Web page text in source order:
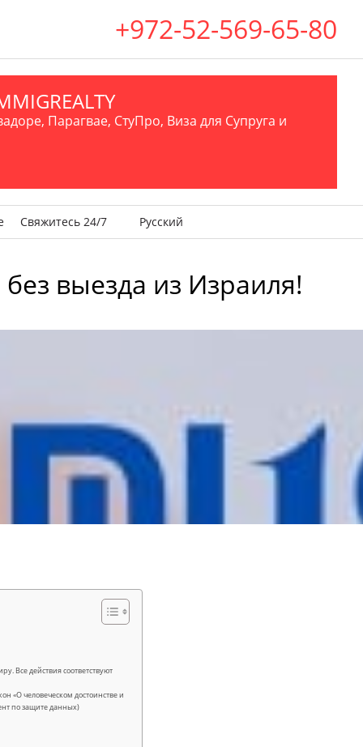
+972-52-569-65-80
Парагвае, СтуПро, Виза для Супруга и
Свяжитесь 24/7 Русский
выезда из Израиля!
Все действия соответствуют
«О человеческом достоинстве и
по защите данных)